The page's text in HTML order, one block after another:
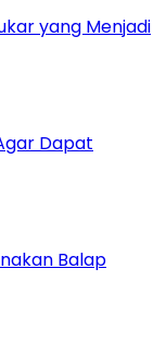
yang Menjadi
Dapat
Balap